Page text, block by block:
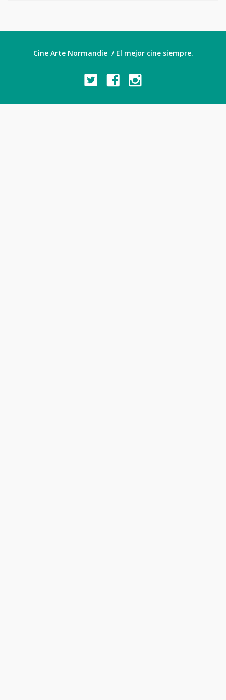
Cine Arte Normandie / El mejor cine siempre.